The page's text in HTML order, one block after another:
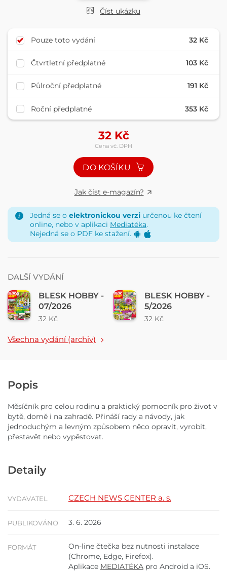
Číst ukázku
Pouze toto vydání 32 Kč
Čtvrtletní předplatné 103 Kč
Půlroční předplatné 191 Kč
Roční předplatné 353 Kč
32Kč
Cena vč. DPH
DO KOŠÍKU
Jak číst e-magazín?
Jedná se o elektronickou verzi určenou ke čtení
online, nebo v aplikaci Mediatéka.
Nejedná se o PDF ke stažení.
DALŠÍ VYDÁNÍ
BLESK HOBBY -
07/2026
32 Kč
BLESK HOBBY -
5/2026
32 Kč
Všechna vydání (archiv)
Popis
Měsíčník pro celou rodinu a praktický pomocník pro život v
bytě, domě i na zahradě. Přináší rady a návody, jak
jednoduchým a levným způsobem něco opravit, vyrobit,
přestavět nebo vypěstovat.
Detaily
VYDAVATEL CZECH NEWS CENTER a. s.
PUBLIKOVÁNO 3. 6. 2026
FORMÁT
On-line čtečka bez nutnosti instalace
(Chrome, Edge, Firefox).
Aplikace MEDIATÉKA pro Android a iOS.